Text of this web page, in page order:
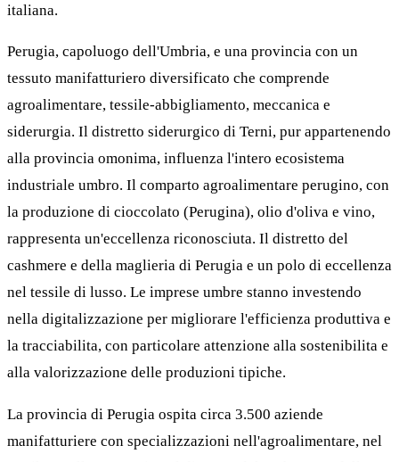
italiana.
Perugia, capoluogo dell'Umbria, e una provincia con un
tessuto manifatturiero diversificato che comprende
agroalimentare, tessile-abbigliamento, meccanica e
siderurgia. Il distretto siderurgico di Terni, pur appartenendo
alla provincia omonima, influenza l'intero ecosistema
industriale umbro. Il comparto agroalimentare perugino, con
la produzione di cioccolato (Perugina), olio d'oliva e vino,
rappresenta un'eccellenza riconosciuta. Il distretto del
cashmere e della maglieria di Perugia e un polo di eccellenza
nel tessile di lusso. Le imprese umbre stanno investendo
nella digitalizzazione per migliorare l'efficienza produttiva e
la tracciabilita, con particolare attenzione alla sostenibilita e
alla valorizzazione delle produzioni tipiche.
La provincia di Perugia ospita circa 3.500 aziende
manifatturiere con specializzazioni nell'agroalimentare, nel